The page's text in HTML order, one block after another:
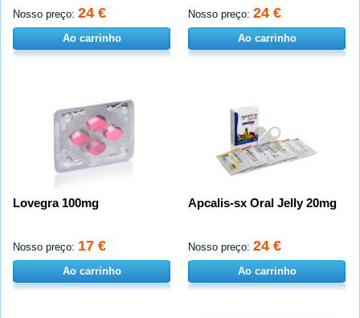
Nosso preço: 24 €
Ao carrinho
Nosso preço: 24 €
Ao carrinho
Lovegra 100mg
Nosso preço: 17 €
Ao carrinho
Apcalis-sx Oral Jelly 20mg
Nosso preço: 24 €
Ao carrinho